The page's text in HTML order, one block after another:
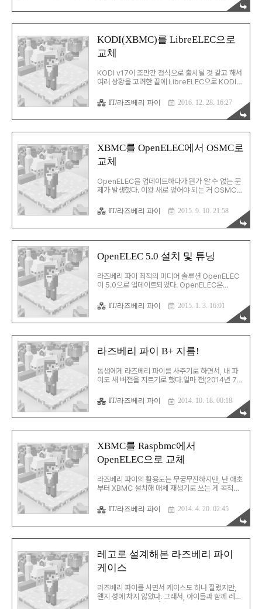
들과 가장 다른 점은 SoC에 히트 스프레더(뚜껑)가
었고. 참고로, 3 모델 B는 아래와 같다.SoC에 적혀
있는 모델 번호가 보인다. 케이스를 따로 사는 것이
귀찮아서 케이스를 함께 판매하는 곳을 찾았다.케이
스에는 (사진에선 잘 안 보이지만) 방열판과 함께 쿨
링팬이 포함되어 있다. 방열판은 총 3개가 들어있
다.각각 SoC, 이더넷, 전원 안정기에 부착할 것들.
조립을 끝낸 모습은 아래와 같다.냉각..
KODI(XBMC)를 LibreELEC으로
교체
KODI v17이 조만간 정식으로 출시될 것 같고 해서
여러 상황을 고려한 끝에 LibreELEC으로 KODI를
고, 현재 공개된 v7.90.010이 마지막 알파버전으로
이후 베타로 진입한다고 한다. 좀 성급한 것 같아도
굳이 이 버전으로 빨리 넘어간 건 무엇보다도 기본
들어갈 기능 다 들어있고, 군더더기가 없다.라즈베
리 파이에서도 특별한 성능의 저하를 야기하지 않는
것으로 보이고. 설치 및 설정 과정은 OSMC보단
OpenELEC과 더 비슷하고, 신경 써서 봐야할 내용
은 아래와 같다. 1. 접속 계정 LibreELEC의 계정은
root/libreelec 이다. 2. 자막 폰트의 위치 자막 폰
트는 ..
IT/라즈베리 파이 2016. 12. 28. 16:27
XBMC를 OpenELEC에서 OSMC로
교체
OpenELEC을 업데이트하다가 뭔가 알 수 없는 문
제가 발생했다. 이왕 새로 엎어야 되는 거 OSMC로
실상 동일하지만, 설치과정은 OSMC가 편한 편이
다. 아래 화면과 같은 설치 프로그램을 별도로 지원
한다. USB 포트에 SD 카드를 꽂은 뒤 설치 프로그
끝난다. 2. 계정의 차이 OpenELEC의 계정은
root/openelec 인데, OSMC는 osmc/osmc
이다. 3. 자막 폰트의 위치 자막 폰트는
SFTP 클라이언트로 저장할 수 있는데, 해당 폴더는
쓰기가 막혀있다. 터미널에서 아래와 같이 권한을
IT/라즈베리 파이 2015. 9. 10. 21:58
OpenELEC 5.0 설치 및 튜닝
라즈베리 파이 최적의 미디어 솔루션 OpenELEC
이 5.0으로 업데이트되었다. OpenELEC은
13(Gotham)에서 14대로 올라가며 이름을 KODI
로 바꿨다. 그리고, KODI의 정식버전이 공개되면서
이를 적용한 OpenELEC도 5.0으로 업데이트된 것
게 변한 것은 없지만, 뭔가 사소하게 변했다. -
id/password는 그대로임 (root/openelec) -
자막 글꼴 저장 위치가
sources.xml, passwords,xml의 저장 위치는
/storage/.kodi/userdata로 바뀜 2. 스킨 변경
IT/라즈베리 파이 2015. 1. 3. 16:01
라즈베리 파이 B+ 지름!
동생에게 라즈베리 파이를 사주기로 하면서, 내 파
이도 새 버전을 지르기로 했다.얼마 전(2014년 7
서 두 조를 샀다. 이전 버전과 마찬가지로 이번에도
역시 크기는 압도적이다. 정말 작다! 그리고,
OpenELEC 최신 버전인 4.2.1을 클린설치 했다.
미묘한 변화들이 있었다. 1. 자막 폰트 저장 위치의
변경 이전 버전에서의 사용자 자막 저장 위치는
/storage/.xbmc/userdata/media/Fonts 였
다.이것이 /storage/.xbmc/media/Fonts 로 바
뀌었다. 2. 하지만, 재생목록/비밀번호 저장 위치는
그대로임 sources.xml, passwords,xml의 저
장 위..
IT/라즈베리 파이 2014. 10. 18. 00:18
XBMC를 Raspbmc에서
OpenELEC으로 교체
라즈베리 파이의 활용도는 무궁무진하지만, 난 애초
부터 XBMC 설치해 매체 재생기로 쓰는 게 목적이
이상 사용해왔다. 그러다 어디선가 줏어들은
"Raspbmc도 좋아! 하지만, OpenELEC가 짱이
야!"에 필 받아 OpenELEC으로 갈아탔다. 현재
13.0(Gotham)이 나올 예정이라 연습삼아 한번 손
대고 싶기도 했고… 하지만, 막상 설치해보니, 별다
른 차이를 느낄 수 없었다. 무엇보다 기본 스킨인
Confluence를 다른 걸로 바꾸기 어려우니 화면부
에서 기록… 1. 영상 재생시 Raspbmc보다 약간 빨
리 뜨는 기분 편견일 수도 있지만, 영상이 살..
IT/라즈베리 파이 2014. 4. 20. 02:45
레고로 설계해본 라즈베리 파이
케이스
라즈베리 파이를 사면서 케이스도 하나 질렀지만,
왠지 성에 차지 않았다. 그래서, 아이들과 함께 레고